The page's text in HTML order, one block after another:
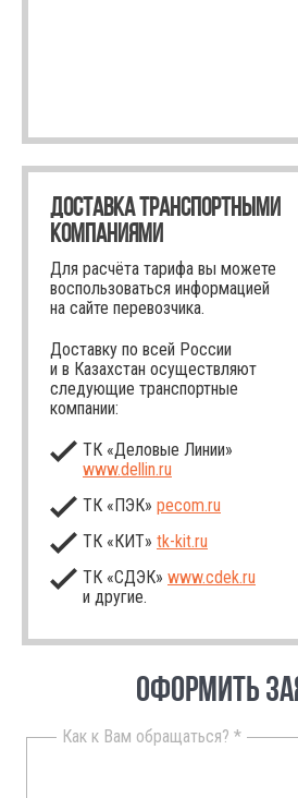
ДОСТАВКА ТРАНСПОРТНЫМИ
КОМПАНИЯМИ
Для расчёта тарифа вы можете
воспользоваться информацией
на сайте перевозчика.
Доставку по всей России
и в Казахстан осуществляют
следующие транспортные
компании:
ТК «Деловые Линии»
www.dellin.ru
ТК «ПЭК» pecom.ru
ТК «КИТ» tk-kit.ru
ТК «СДЭК» www.cdek.ru
и другие.
ОФОРМИТЬ
Как к Вам обращаться? *